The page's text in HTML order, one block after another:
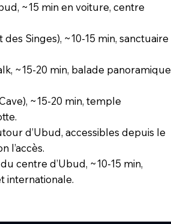
~15 min en voiture, centre
Singes), ~10-15 min, sanctuaire
~15-20 min, balade panoramique
~15-20 min, temple
d’Ubud, accessibles depuis le
l’accès.
centre d’Ubud, ~10-15 min,
internationale.